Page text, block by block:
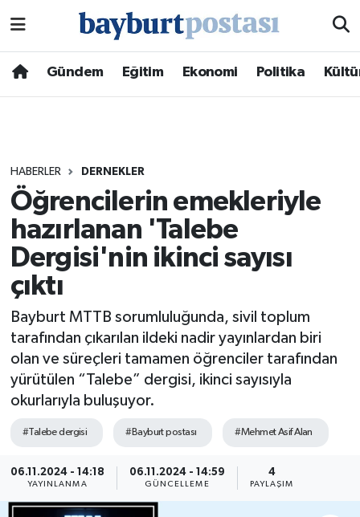
Gündem Eğitim Ekonomi Politika
HABERLER DERNEKLER
Öğrencilerin emekleriyle
hazırlanan 'Talebe
Dergisi'nin ikinci sayısı
çıktı
Bayburt MTTB sorumluluğunda, sivil toplum
tarafından çıkarılan ildeki nadir yayınlardan biri
olan ve süreçleri tamamen öğrenciler tarafından
yürütülen “Talebe” dergisi, ikinci sayısıyla
okurlarıyla buluşuyor.
#Talebe dergisi #Bayburt postası #Mehmet Asif Alan
06.11.2024 - 14:18
YAYINLANMA
06.11.2024 - 14:59
GÜNCELLEME
4
PAYLAŞIM
Hava Durumu
Süper Lig Puan Durumu ve Fikstür
Tüm Manşetler
Haber Arşivi